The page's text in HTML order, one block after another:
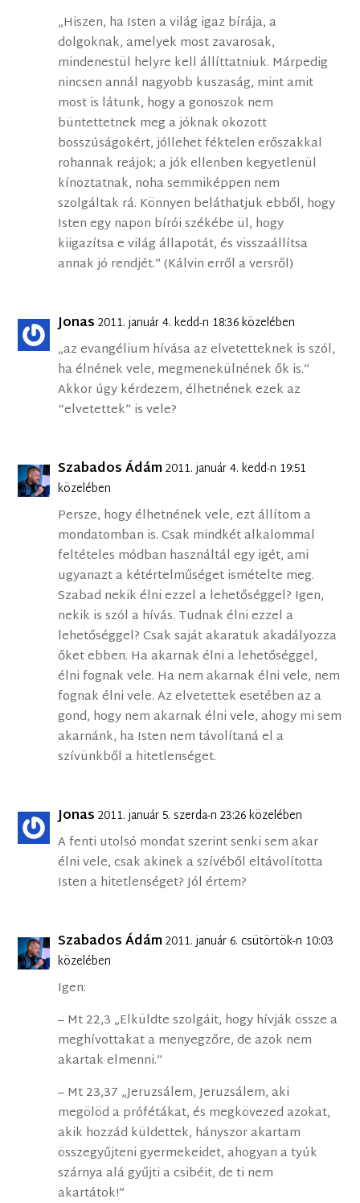
„Hiszen, ha Isten a világ igaz bírája, a
dolgoknak, amelyek most zavarosak,
mindenestül helyre kell állíttatniuk. Márpedig
nincsen annál nagyobb kuszaság, mint amit
most is látunk, hogy a gonoszok nem
büntettetnek meg a jóknak okozott
bosszúságokért, jóllehet féktelen erőszakkal
rohannak reájok; a jók ellenben kegyetlenül
kínoztatnak, noha semmiképpen nem
szolgáltak rá. Könnyen beláthatjuk ebből, hogy
Isten egy napon bírói székébe ül, hogy
kiigazítsa e világ állapotát, és visszaállítsa
annak jó rendjét.” (Kálvin erről a versről)
Jonas 2011. január 4. kedd-n 18:36 közelében
„az evangélium hívása az elvetetteknek is szól,
ha élnének vele, megmenekülnének ők is.”
Akkor úgy kérdezem, élhetnének ezek az
“elvetettek” is vele?
Szabados Ádám2011. január 4. kedd-n 19:51
közelében
Persze, hogy élhetnének vele, ezt állítom a
mondatomban is. Csak mindkét alkalommal
feltételes módban használtál egy igét, ami
ugyanazt a kétértelműséget ismételte meg.
Szabad nekik élni ezzel a lehetőséggel? Igen,
nekik is szól a hívás. Tudnak élni ezzel a
lehetőséggel? Csak saját akaratuk akadályozza
őket ebben. Ha akarnak élni a lehetőséggel,
élni fognak vele. Ha nem akarnak élni vele, nem
fognak élni vele. Az elvetettek esetében az a
gond, hogy nem akarnak élni vele, ahogy mi sem
akarnánk, ha Isten nem távolítaná el a
szívünkből a hitetlenséget.
Jonas 2011. január 5. szerda-n 23:26 közelében
A fenti utolsó mondat szerint senki sem akar
élni vele, csak akinek a szívéből eltávolította
Isten a hitetlenséget? Jól értem?
Szabados Ádám2011. január 6. csütörtök-n 10:03
közelében
Igen:
– Mt 22,3 „Elküldte szolgáit, hogy hívják össze a
meghívottakat a menyegzőre, de azok nem
akartak elmenni.”
– Mt 23,37 „Jeruzsálem, Jeruzsálem, aki
megölöd a prófétákat, és megkövezed azokat,
akik hozzád küldettek, hányszor akartam
összegyűjteni gyermekeidet, ahogyan a tyúk
szárnya alá gyűjti a csibéit, de ti nem
akartátok!”